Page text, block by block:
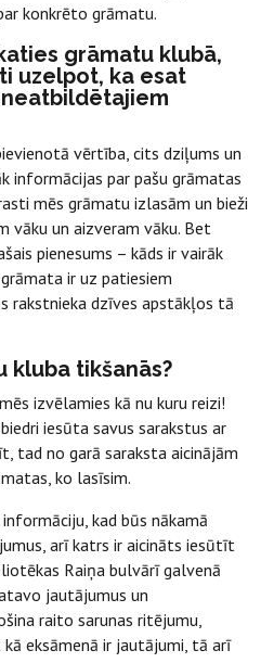
konkrēto grāmatu.
grāmatu klubā,
uzelpot, ka esat
vērtība, cits dziļums un
informācijas par pašu grāmatas
mēs grāmatu izlasām un bieži
vāku un aizveram vāku. Bet
pienesums – kāds ir vairāk
ir uz patiesiem
rakstnieka dzīves apstākļos tā
kluba tikšanās?
izvēlamies kā nu kuru reizi!
iesūta savus sarakstus ar
tad no garā saraksta aicinājām
ko lasīsim.
kad būs nākamā
arī katrs ir aicināts iesūtīt
Raiņa bulvārī galvenā
jautājumus un
raito sarunas ritējumu,
eksāmenā ir jautājumi, tā arī